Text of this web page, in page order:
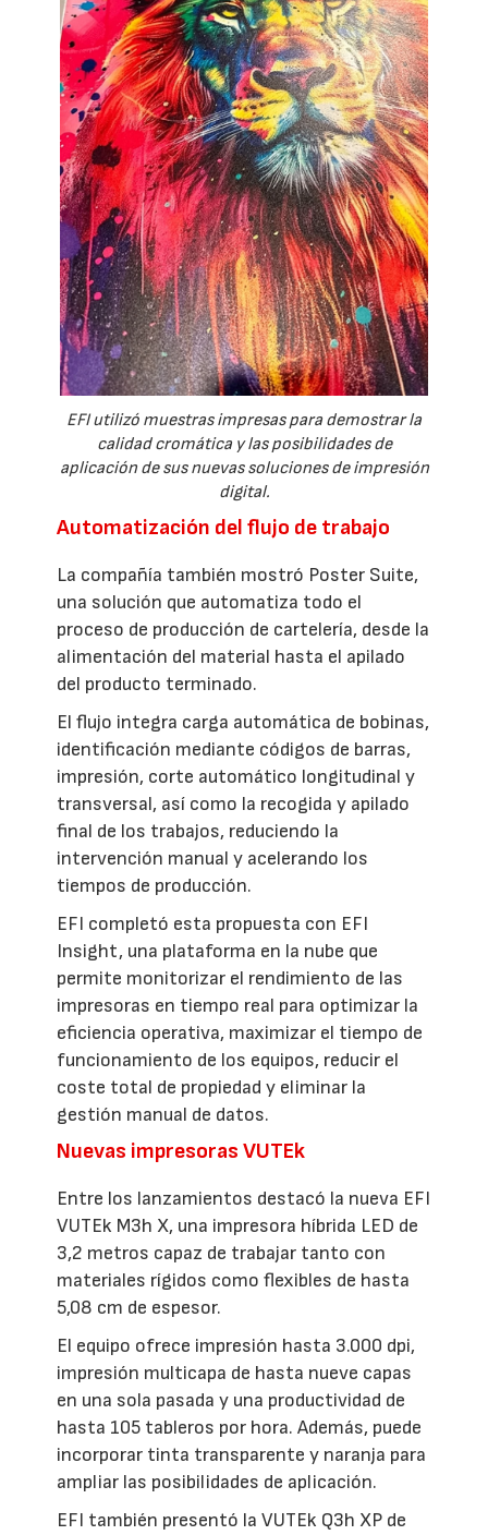
EFI utilizó muestras impresas para demostrar la
calidad cromática y las posibilidades de
aplicación de sus nuevas soluciones de impresión
digital.
Automatización del flujo de trabajo
La compañía también mostró Poster Suite,
una solución que automatiza todo el
proceso de producción de cartelería, desde la
alimentación del material hasta el apilado
del producto terminado.
El flujo integra carga automática de bobinas,
identificación mediante códigos de barras,
impresión, corte automático longitudinal y
transversal, así como la recogida y apilado
final de los trabajos, reduciendo la
intervención manual y acelerando los
tiempos de producción.
EFI completó esta propuesta con EFI
Insight, una plataforma en la nube que
permite monitorizar el rendimiento de las
impresoras en tiempo real para optimizar la
eficiencia operativa, maximizar el tiempo de
funcionamiento de los equipos, reducir el
coste total de propiedad y eliminar la
gestión manual de datos.
Nuevas impresoras VUTEk
Entre los lanzamientos destacó la nueva EFI
VUTEk M3h X, una impresora híbrida LED de
3,2 metros capaz de trabajar tanto con
materiales rígidos como flexibles de hasta
5,08 cm de espesor.
El equipo ofrece impresión hasta 3.000 dpi,
impresión multicapa de hasta nueve capas
en una sola pasada y una productividad de
hasta 105 tableros por hora. Además, puede
incorporar tinta transparente y naranja para
ampliar las posibilidades de aplicación.
EFI también presentó la VUTEk Q3h XP de